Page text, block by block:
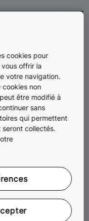
cookies pour
offrir la
votre navigation.
cookies non
être modifié à
sans
qui permettent
collectés.